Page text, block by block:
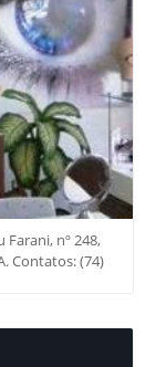
nº 248,
Contatos: (74)